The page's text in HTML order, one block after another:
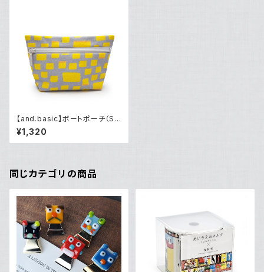
【and.basic】ボートポーチ（S）
「カステラ」
¥1,320
同じカテゴリの商品